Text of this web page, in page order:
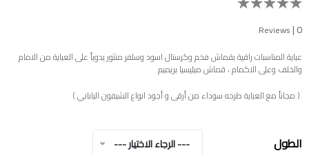
Reviews |0
عباية المناسبات راقية بقماش فخم وكرستال اسود وسلفر منثور يدوياً على العباية من الامام
والخلف وعلى الاكمام ، قماش ميليسيا بريميم
( مجاناً مع العباية طرحه سوداء من أرقى و أجود انواع الشيفون الياباني )
الطول --- الرجاء الاختيار ---